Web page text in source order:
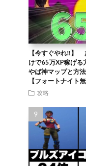
【今すぐやれ‼】
けで65万XP稼げ
やば神マップと方
【フォートナイト
攻略